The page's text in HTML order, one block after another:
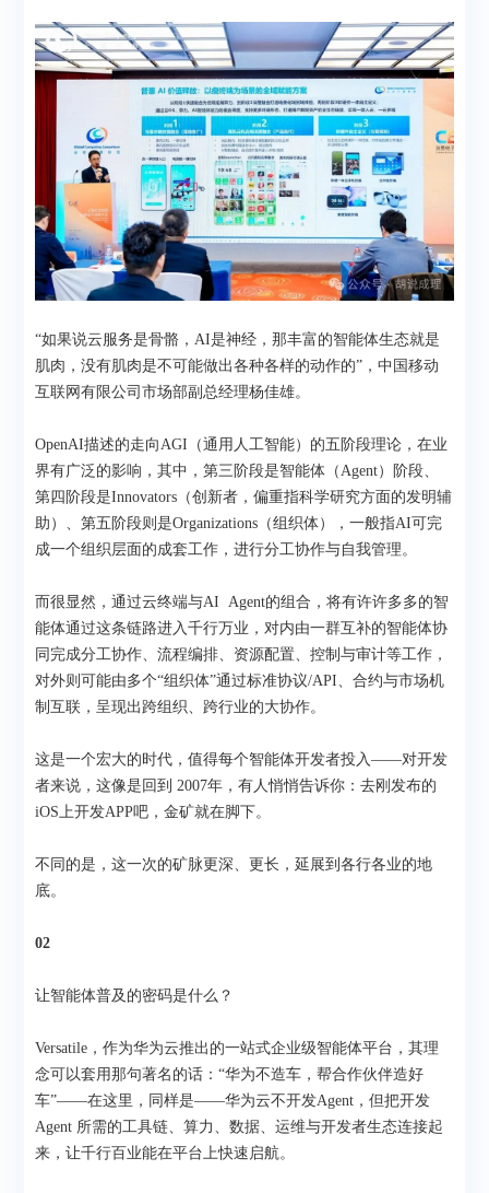
“如果说云服务是骨骼，AI是神经，那丰富的智能体生态就是
肌肉，没有肌肉是不可能做出各种各样的动作的”，中国移动
互联网有限公司市场部副总经理杨佳雄。
OpenAI描述的走向AGI（通用人工智能）的五阶段理论，在业
界有广泛的影响，其中，第三阶段是智能体（Agent）阶段、
第四阶段是Innovators（创新者，偏重指科学研究方面的发明辅
助）、第五阶段则是Organizations（组织体），一般指AI可完
成一个组织层面的成套工作，进行分工协作与自我管理。
而很显然，通过云终端与AI Agent的组合，将有许许多多的智
能体通过这条链路进入千行万业，对内由一群互补的智能体协
同完成分工协作、流程编排、资源配置、控制与审计等工作，
对外则可能由多个“组织体”通过标准协议/API、合约与市场机
制互联，呈现出跨组织、跨行业的大协作。
这是一个宏大的时代，值得每个智能体开发者投入——对开发
者来说，这像是回到 2007年，有人悄悄告诉你：去刚发布的
iOS上开发APP吧，金矿就在脚下。
不同的是，这一次的矿脉更深、更长，延展到各行各业的地
底。
02
让智能体普及的密码是什么？
Versatile，作为华为云推出的一站式企业级智能体平台，其理
念可以套用那句著名的话：“华为不造车，帮合作伙伴造好
车”——在这里，同样是——华为云不开发Agent，但把开发
Agent 所需的工具链、算力、数据、运维与开发者生态连接起
来，让千行百业能在平台上快速启航。